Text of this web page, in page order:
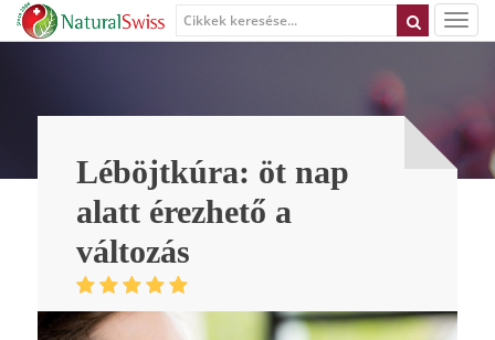
Léböjtkúra: öt nap
alatt érezhető a
változás